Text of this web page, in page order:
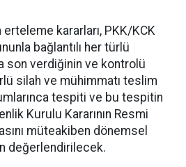
kararları, PKK/KCK
bağlantılı her türlü
son verdiğinin ve kontrolü
silah ve mühimmatı teslim
tespiti ve bu tespitin
Kurulu Kararının Resmi
müteakiben dönemsel
değerlendirilecek.